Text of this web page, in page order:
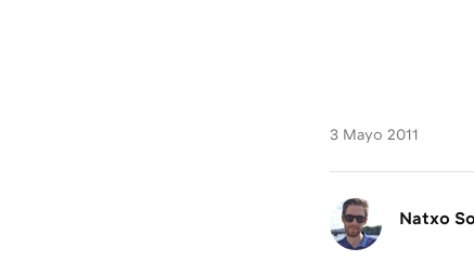
3 Mayo 2011
Natxo